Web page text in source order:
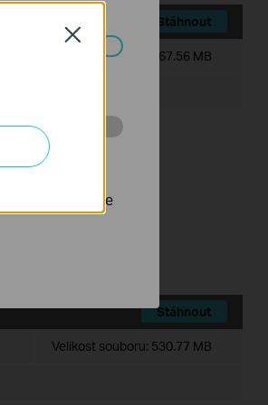
Stáhnout
Velikost souboru: 467.56 MB
history module.
Stáhnout
Velikost souboru: 530.77 MB
Close
za
nastavit, aby se